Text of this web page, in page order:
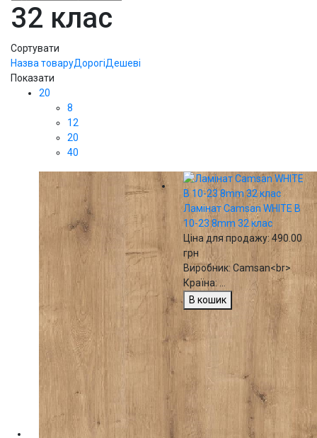
32 клас
Сортувати
Назва товаруДорогіДешеві
Показати
20
8
12
20
40
Ламінат Camsan WHITE В
10-23 8mm 32 клас
Ціна для продажу:490.00
грн
Виробник: Camsan<br>
Країна: ...
В кошик